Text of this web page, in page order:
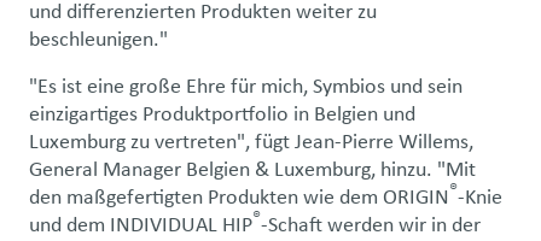
und differenzierten Produkten weiter zu
beschleunigen."
"Es ist eine große Ehre für mich, Symbios und sein
einzigartiges Produktportfolio in Belgien und
Luxemburg zu vertreten", fügt Jean-Pierre Willems,
General Manager Belgien & Luxemburg, hinzu. "Mit
den maßgefertigten Produkten wie dem ORIGIN ®-Knie
und dem INDIVIDUAL HIP®-Schaft werden wir in der